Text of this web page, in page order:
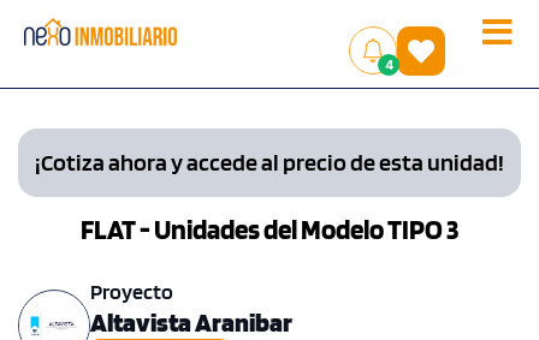
Toggle
4
()
¡Cotiza ahora y accede al precio de esta unidad!
FLAT - Unidades del Modelo TIPO 3
Proyecto
Altavista Aranibar